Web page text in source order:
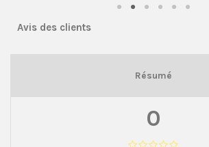
Avis des clients
Résumé
0